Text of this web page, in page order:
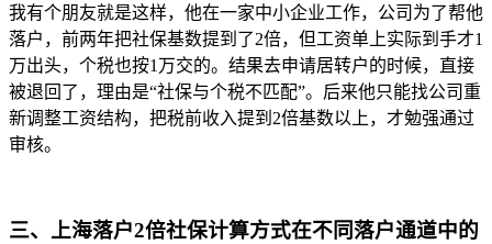
我有个朋友就是这样，他在一家中小企业工作，公司为了帮他
落户，前两年把社保基数提到了2倍，但工资单上实际到手才1
万出头，个税也按1万交的。结果去申请居转户的时候，直接
被退回了，理由是“社保与个税不匹配”。后来他只能找公司重
新调整工资结构，把税前收入提到2倍基数以上，才勉强通过
审核。
三、上海落户2倍社保计算方式在不同落户通道中的